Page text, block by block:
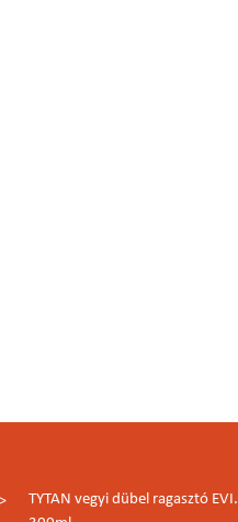
TYTAN vegyi dübel ragasztó EVI.